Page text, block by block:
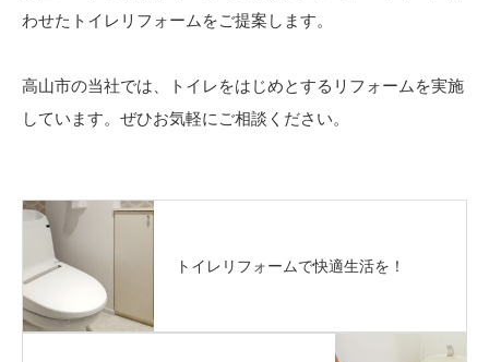
わせたトイレリフォームをご提案します。
高山市の当社では、トイレをはじめとするリフォームを実施
しています。ぜひお気軽にご相談ください。
トイレリフォームで快適生活を！